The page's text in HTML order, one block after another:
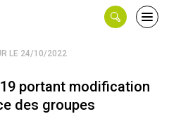
LE 24/10/2022
portant modification
des groupes